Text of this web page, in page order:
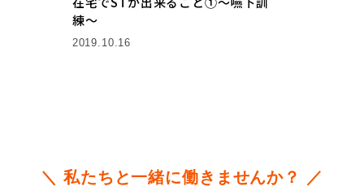
練〜
2019.10.16
＼ 私たちと一緒に働きませんか？ ／